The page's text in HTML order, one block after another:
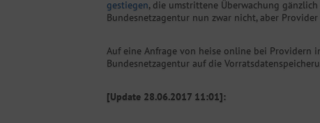
gestiegen, die umstrittene Überwachung
Bundesnetzagentur nun zwar nicht, aber
Auf eine Anfrage von heise online bei Providern
Bundesnetzagentur auf die
[Update 28.06.2017 11:01]: